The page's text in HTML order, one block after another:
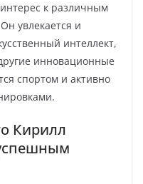
к различным
увлекается и
интеллект,
инновационные
спортом и активно
Кирилл